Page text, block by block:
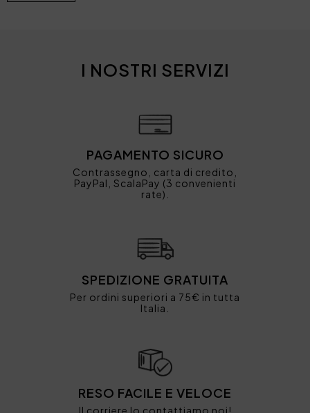
I NOSTRI SERVIZI
PAGAMENTO SICURO
Contrassegno, carta di credito,
PayPal, ScalaPay (3 convenienti
rate).
SPEDIZIONE GRATUITA
Per ordini superiori a 75€ in tutta
Italia.
RESO FACILE E VELOCE
Il corriere lo contattiamo noi!